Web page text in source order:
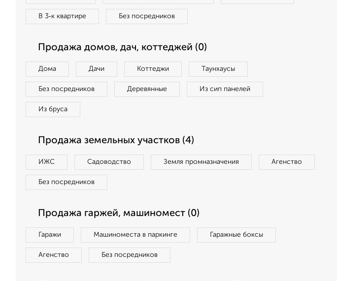
В 3‑к квартире Без посредников
Продажа домов, дач, коттеджей (0)
Дома Дачи Коттеджи Таунхаусы
Без посредников Деревянные Из сип панелей
Из бруса
Продажа земельных участков (4)
ИЖС Садоводство Земля промназначения Агенство
Без посредников
Продажа гаржей, машиномест (0)
Гаражи Машиноместа в паркинге Гаражные боксы
Агенство Без посредников